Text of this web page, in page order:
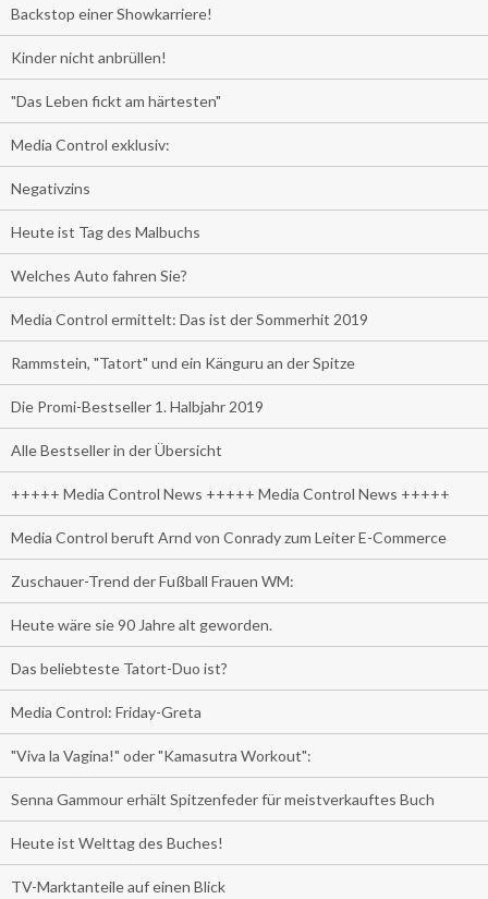
Backstop einer Showkarriere!
Kinder nicht anbrüllen!
"Das Leben fickt am härtesten"
Media Control exklusiv:
Negativzins
Heute ist Tag des Malbuchs
Welches Auto fahren Sie?
Media Control ermittelt: Das ist der Sommerhit 2019
Rammstein, "Tatort" und ein Känguru an der Spitze
Die Promi-Bestseller 1. Halbjahr 2019
Alle Bestseller in der Übersicht
+++++ Media Control News +++++ Media Control News +++++
Media Control beruft Arnd von Conrady zum Leiter E-Commerce
Zuschauer-Trend der Fußball Frauen WM:
Heute wäre sie 90 Jahre alt geworden.
Das beliebteste Tatort-Duo ist?
Media Control: Friday-Greta
"Viva la Vagina!" oder "Kamasutra Workout":
Senna Gammour erhält Spitzenfeder für meistverkauftes Buch
Heute ist Welttag des Buches!
TV-Marktanteile auf einen Blick